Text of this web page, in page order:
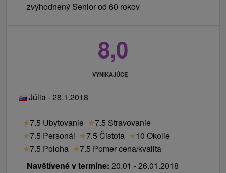
zvýhodnený Senior od 60 rokov
8,0
VYNIKAJÚCE
Júlia - 28.1.2018
★7.5 Ubytovanie ★7.5 Stravovanie
★7.5 Personál ★7.5 Čistota ★10 Okolie
★7.5 Poloha ★7.5 Pomer cena/kvalita
Navštívené v termíne: 20.01 - 26.01.2018